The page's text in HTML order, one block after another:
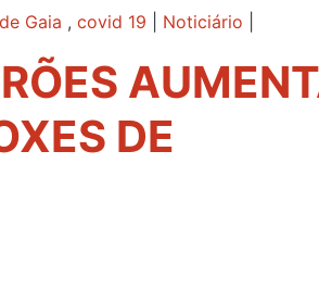
Gaia , covid 19 Noticiário
DE